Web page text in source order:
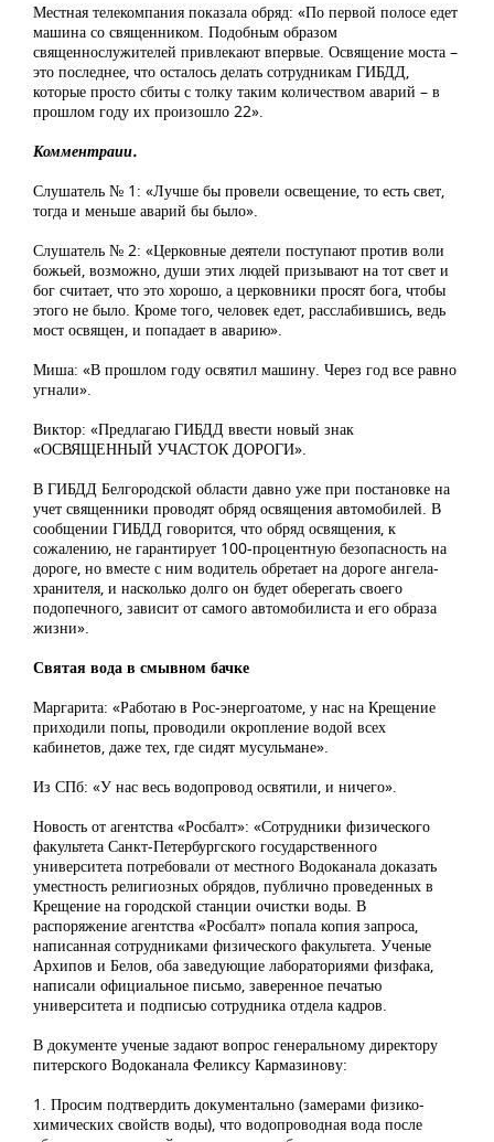
Местная телекомпания показала обряд: «По первой полосе едет
машина со священником. Подобным образом
священнослужителей привлекают впервые. Освящение моста –
это последнее, что осталось делать сотрудникам ГИБДД,
которые просто сбиты с толку таким количеством аварий – в
прошлом году их произошло 22».
Комментраии.
Слушатель № 1: «Лучше бы провели освещение, то есть свет,
тогда и меньше аварий бы было».
Слушатель № 2: «Церковные деятели поступают против воли
божьей, возможно, души этих людей призывают на тот свет и
бог считает, что это хорошо, а церковники просят бога, чтобы
этого не было. Кроме того, человек едет, расслабившись, ведь
мост освящен, и попадает в аварию».
Миша: «В прошлом году освятил машину. Через год все равно
угнали».
Виктор: «Предлагаю ГИБДД ввести новый знак
«ОСВЯЩЕННЫЙ УЧАСТОК ДОРОГИ».
В ГИБДД Белгородской области давно уже при постановке на
учет священники проводят обряд освящения автомобилей. В
сообщении ГИБДД говорится, что обряд освящения, к
сожалению, не гарантирует 100-процентную безопасность на
дороге, но вместе с ним водитель обретает на дороге ангела-
хранителя, и насколько долго он будет оберегать своего
подопечного, зависит от самого автомобилиста и его образа
жизни».
Святая вода в смывном бачке
Маргарита: «Работаю в Рос-энергоатоме, у нас на Крещение
приходили попы, проводили окропление водой всех
кабинетов, даже тех, где сидят мусульмане».
Из СПб: «У нас весь водопровод освятили, и ничего».
Новость от агентства «Росбалт»: «Сотрудники физического
факультета Санкт-Петербургского государственного
университета потребовали от местного Водоканала доказать
уместность религиозных обрядов, публично проведенных в
Крещение на городской станции очистки воды. В
распоряжение агентства «Росбалт» попала копия запроса,
написанная сотрудниками физического факультета. Ученые
Архипов и Белов, оба заведующие лабораториями физфака,
написали официальное письмо, заверенное печатью
университета и подписью сотрудника отдела кадров.
В документе ученые задают вопрос генеральному директору
питерского Водоканала Феликсу Кармазинову:
1. Просим подтвердить документально (замерами физико-
химических свойств воды), что водопроводная вода после